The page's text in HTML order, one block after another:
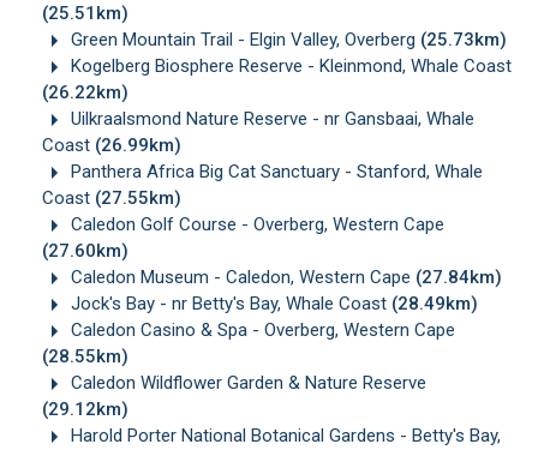
(25.51km)
Green Mountain Trail - Elgin Valley, Overberg (25.73km)
Kogelberg Biosphere Reserve - Kleinmond, Whale Coast
(26.22km)
Uilkraalsmond Nature Reserve - nr Gansbaai, Whale
Coast (26.99km)
Panthera Africa Big Cat Sanctuary - Stanford, Whale
Coast (27.55km)
Caledon Golf Course - Overberg, Western Cape
(27.60km)
Caledon Museum - Caledon, Western Cape (27.84km)
Jock's Bay - nr Betty's Bay, Whale Coast (28.49km)
Caledon Casino & Spa - Overberg, Western Cape
(28.55km)
Caledon Wildflower Garden & Nature Reserve
(29.12km)
Harold Porter National Botanical Gardens - Betty's Bay,